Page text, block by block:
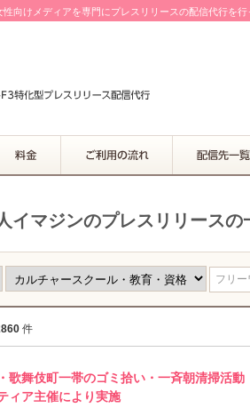
性向けメディアを専門にプレスリリースの配信代行を
イマジンのプレスリリースの
フリ
件
歌舞伎町一帯のゴミ拾い・一斉朝清掃活
ィア主催により実施